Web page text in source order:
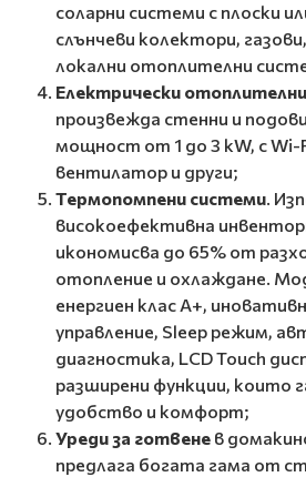
соларни системи с плоски
слънчеви колектори,
локални отоплителни
Електрически
произвежда стенни и
мощност от 1 до 3 kW, с Wi-
вентилатор и други;
Термопомпени системи.
високоефективна
икономисва до 65% от
отопление и охлаждане.
енергиен клас А+,
управление, Sleep режим,
диагностика, LCD Touch
разширени функции, които
удобство и комфорт;
Уреди за готвене в
предлага богата гама от